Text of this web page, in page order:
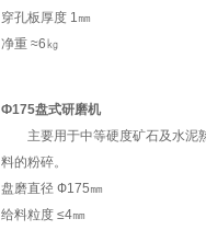
穿孔板厚度 1㎜
净重 ≈6㎏
Ф175盘式研磨机
主要用于中等硬度矿石及水泥
料的粉碎。
盘磨直径 Ф175㎜
给料粒度 ≤4㎜